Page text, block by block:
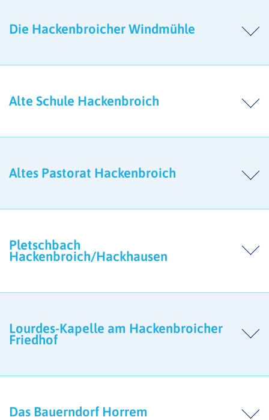
Die Hackenbroicher Windmühle
Alte Schule Hackenbroich
Altes Pastorat Hackenbroich
Pletschbach
Hackenbroich/Hackhausen
Lourdes-Kapelle am Hackenbroicher
Friedhof
Das Bauerndorf Horrem